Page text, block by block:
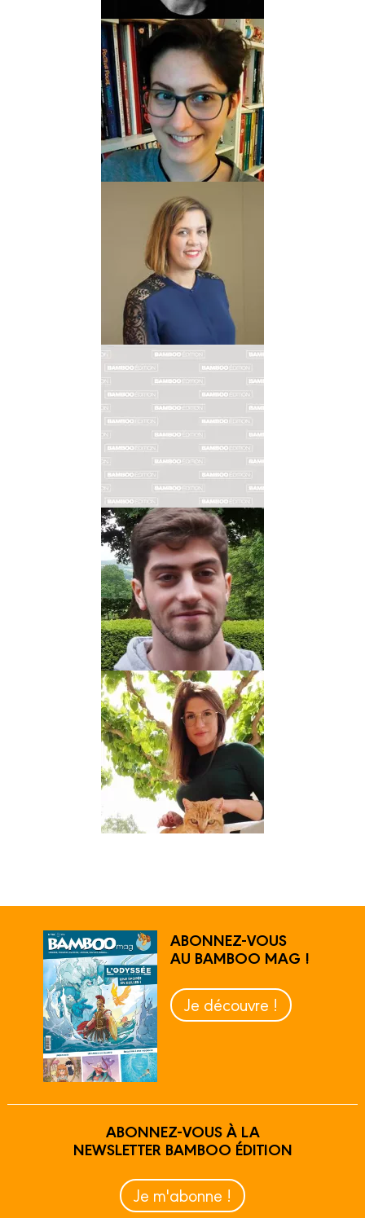
Scénariste
Biographie
Albums
Scénariste
CHARLOTTE
ATTRY
Biographie
Coloriste
FRÉDÉRIQUE
AVRIL
Biographie
Albums
Scénariste
AXEL
Biographie
Albums
Dessinateur
AMELIA
NAVARRO
Biographie
Albums
ABONNEZ-VOUS
AU BAMBOO MAG !
Je découvre !
ABONNEZ-VOUS À LA
NEWSLETTER BAMBOO ÉDITION
Je m'abonne !